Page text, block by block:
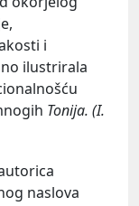
i
ilustrirala
Tonija. (I.
naslova